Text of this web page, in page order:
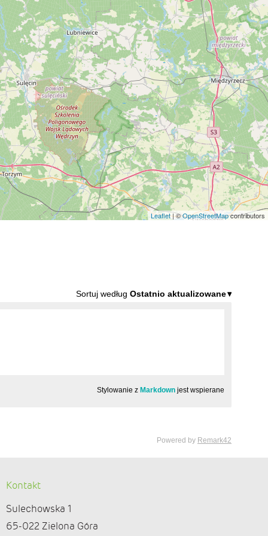
Leaflet| ©OpenStreetMapcontributors
Kontakt
Sulechowska 1
65-022 Zielona Góra